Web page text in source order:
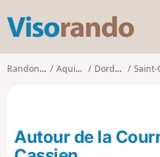
s
o
o
Randonnées Aquitaine Dordogne Saint-
Autour de la